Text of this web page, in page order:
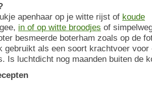
apenhaar op je witte rijst of koude
in of op witte broodjes of
besmeerde boterham zoals op de
gebruikt als een soort krachtvoer voor
Is luchtdicht nog maanden buiten de